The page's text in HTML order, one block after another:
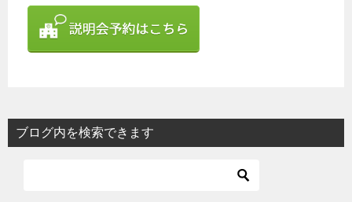
ブログ内を検索できます